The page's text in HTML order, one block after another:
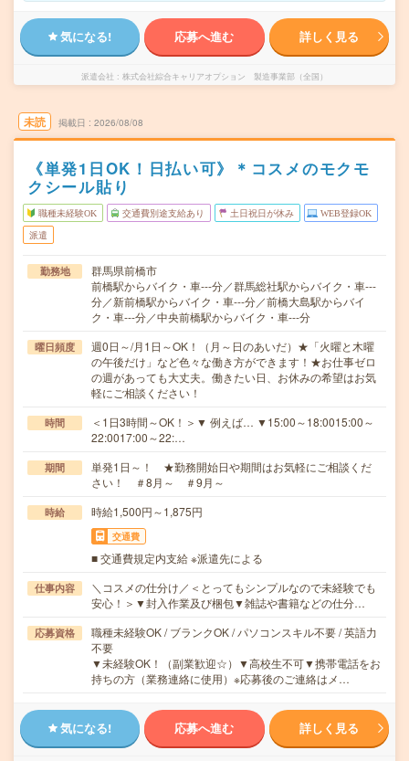
気になる! 応募へ進む 詳しく見る
派遣会社 株式会社綜合キャリアオプション 製造事業部（全国）
未読 掲載日 2026/08/08
《単発1日OK！日払い可》＊コスメのモクモ
クシール貼り
職種未経験OK 交通費別途支給あり 土日祝日が休み WEB登録OK
派遣
勤務地
群馬県前橋市
前橋駅からバイク・車---分／群馬総社駅からバイク・車---
分／新前橋駅からバイク・車---分／前橋大島駅からバイ
ク・車---分／中央前橋駅からバイク・車---分
曜日頻度
週0日～/月1日～OK！（月～日のあいだ）★「火曜と木曜
の午後だけ」など色々な働き方ができます！★お仕事ゼロ
の週があっても大丈夫。働きたい日、お休みの希望はお気
軽にご相談ください！
時間
＜1日3時間～OK！＞▼ 例えば… ▼15:00～18:0015:00～
22:0017:00～22:…
期間
単発1日～！ ★勤務開始日や期間はお気軽にご相談くだ
さい！ ＃8月～ ＃9月～
時給 時給1,500円～1,875円
交通費
■ 交通費規定内支給 ※派遣先による
仕事内容
＼コスメの仕分け／＜とってもシンプルなので未経験でも
安心！＞▼封入作業及び梱包▼雑誌や書籍などの仕分…
応募資格
職種未経験OK / ブランクOK / パソコンスキル不要 / 英語力
不要
▼未経験OK！（副業歓迎☆）▼高校生不可▼携帯電話をお
持ちの方（業務連絡に使用）※応募後のご連絡はメ…
気になる! 応募へ進む 詳しく見る